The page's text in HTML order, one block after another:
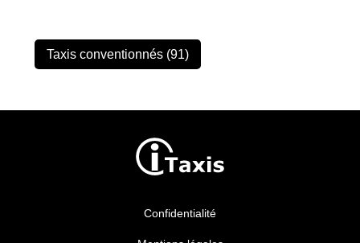
Taxis conventionnés (91)
Confidentialité